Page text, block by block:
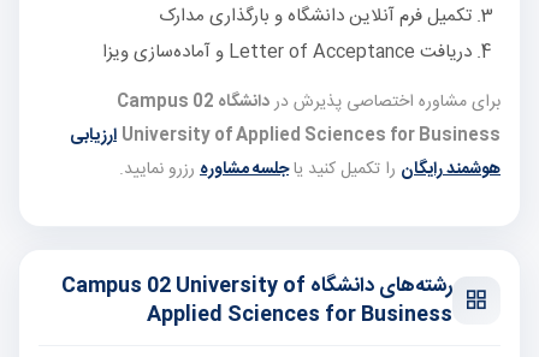
تکمیل فرم آنلاین دانشگاه و بارگذاری مدارک
دریافت Letter of Acceptance و آماده‌سازی ویزا
برای مشاوره اختصاصی پذیرش در
دانشگاه Campus 02
University of Applied Sciences for Business ارزیابی
هوشمند رایگان را تکمیل کنید یاجلسه مشاوره رزرو نمایید.
رشته‌های دانشگاه Campus 02 University of
Applied Sciences for Business